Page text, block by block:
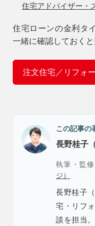
住宅アドバイザー・
住宅ローンの金利タ
一緒に確認しておく
注文住宅／リフォ
この記事の
長野桂子
執筆・監
ジ）
長野桂子
宅・リフ
談を担当